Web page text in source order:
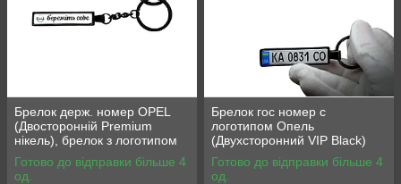
Брелок держ. номер OPEL
(Двосторонній Premium
нікель), брелок з логотипом
Опель
Готово до відправки більше 4
од.
Брелок гос номер с
логотипом Опель
(Двухсторонний VIP Black)
Готово до відправки більше 4
од.